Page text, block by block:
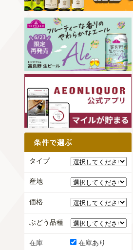
タイプ
産地
価格
ぶどう品種
在庫 在庫あり